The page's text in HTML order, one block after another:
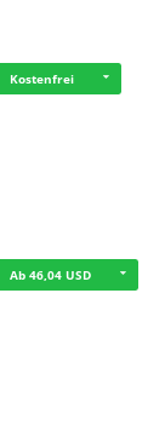
Kostenfrei
Ab 46,04 USD